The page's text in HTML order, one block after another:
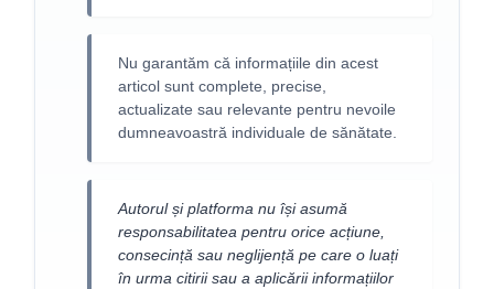
Nu garantăm că informațiile din acest
articol sunt complete, precise,
actualizate sau relevante pentru nevoile
dumneavoastră individuale de sănătate.
Autorul și platforma nu își asumă
responsabilitatea pentru orice acțiune,
consecință sau neglijență pe care o luați
în urma citirii sau a aplicării informațiilor